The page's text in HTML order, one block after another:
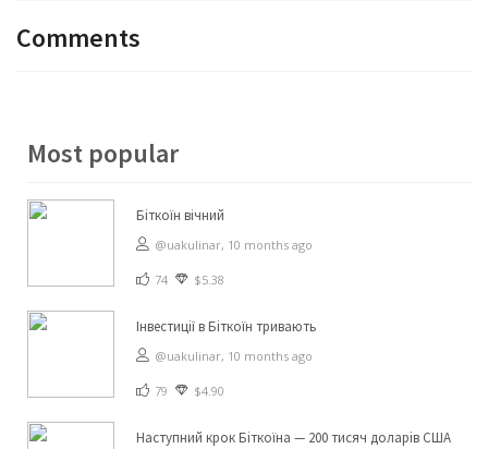
Comments
Most popular
Біткоїн вічний
@uakulinar, 10 months ago
74 $5.38
Інвестиції в Біткоїн тривають
@uakulinar, 10 months ago
79 $4.90
Наступний крок Біткоїна — 200 тисяч доларів США